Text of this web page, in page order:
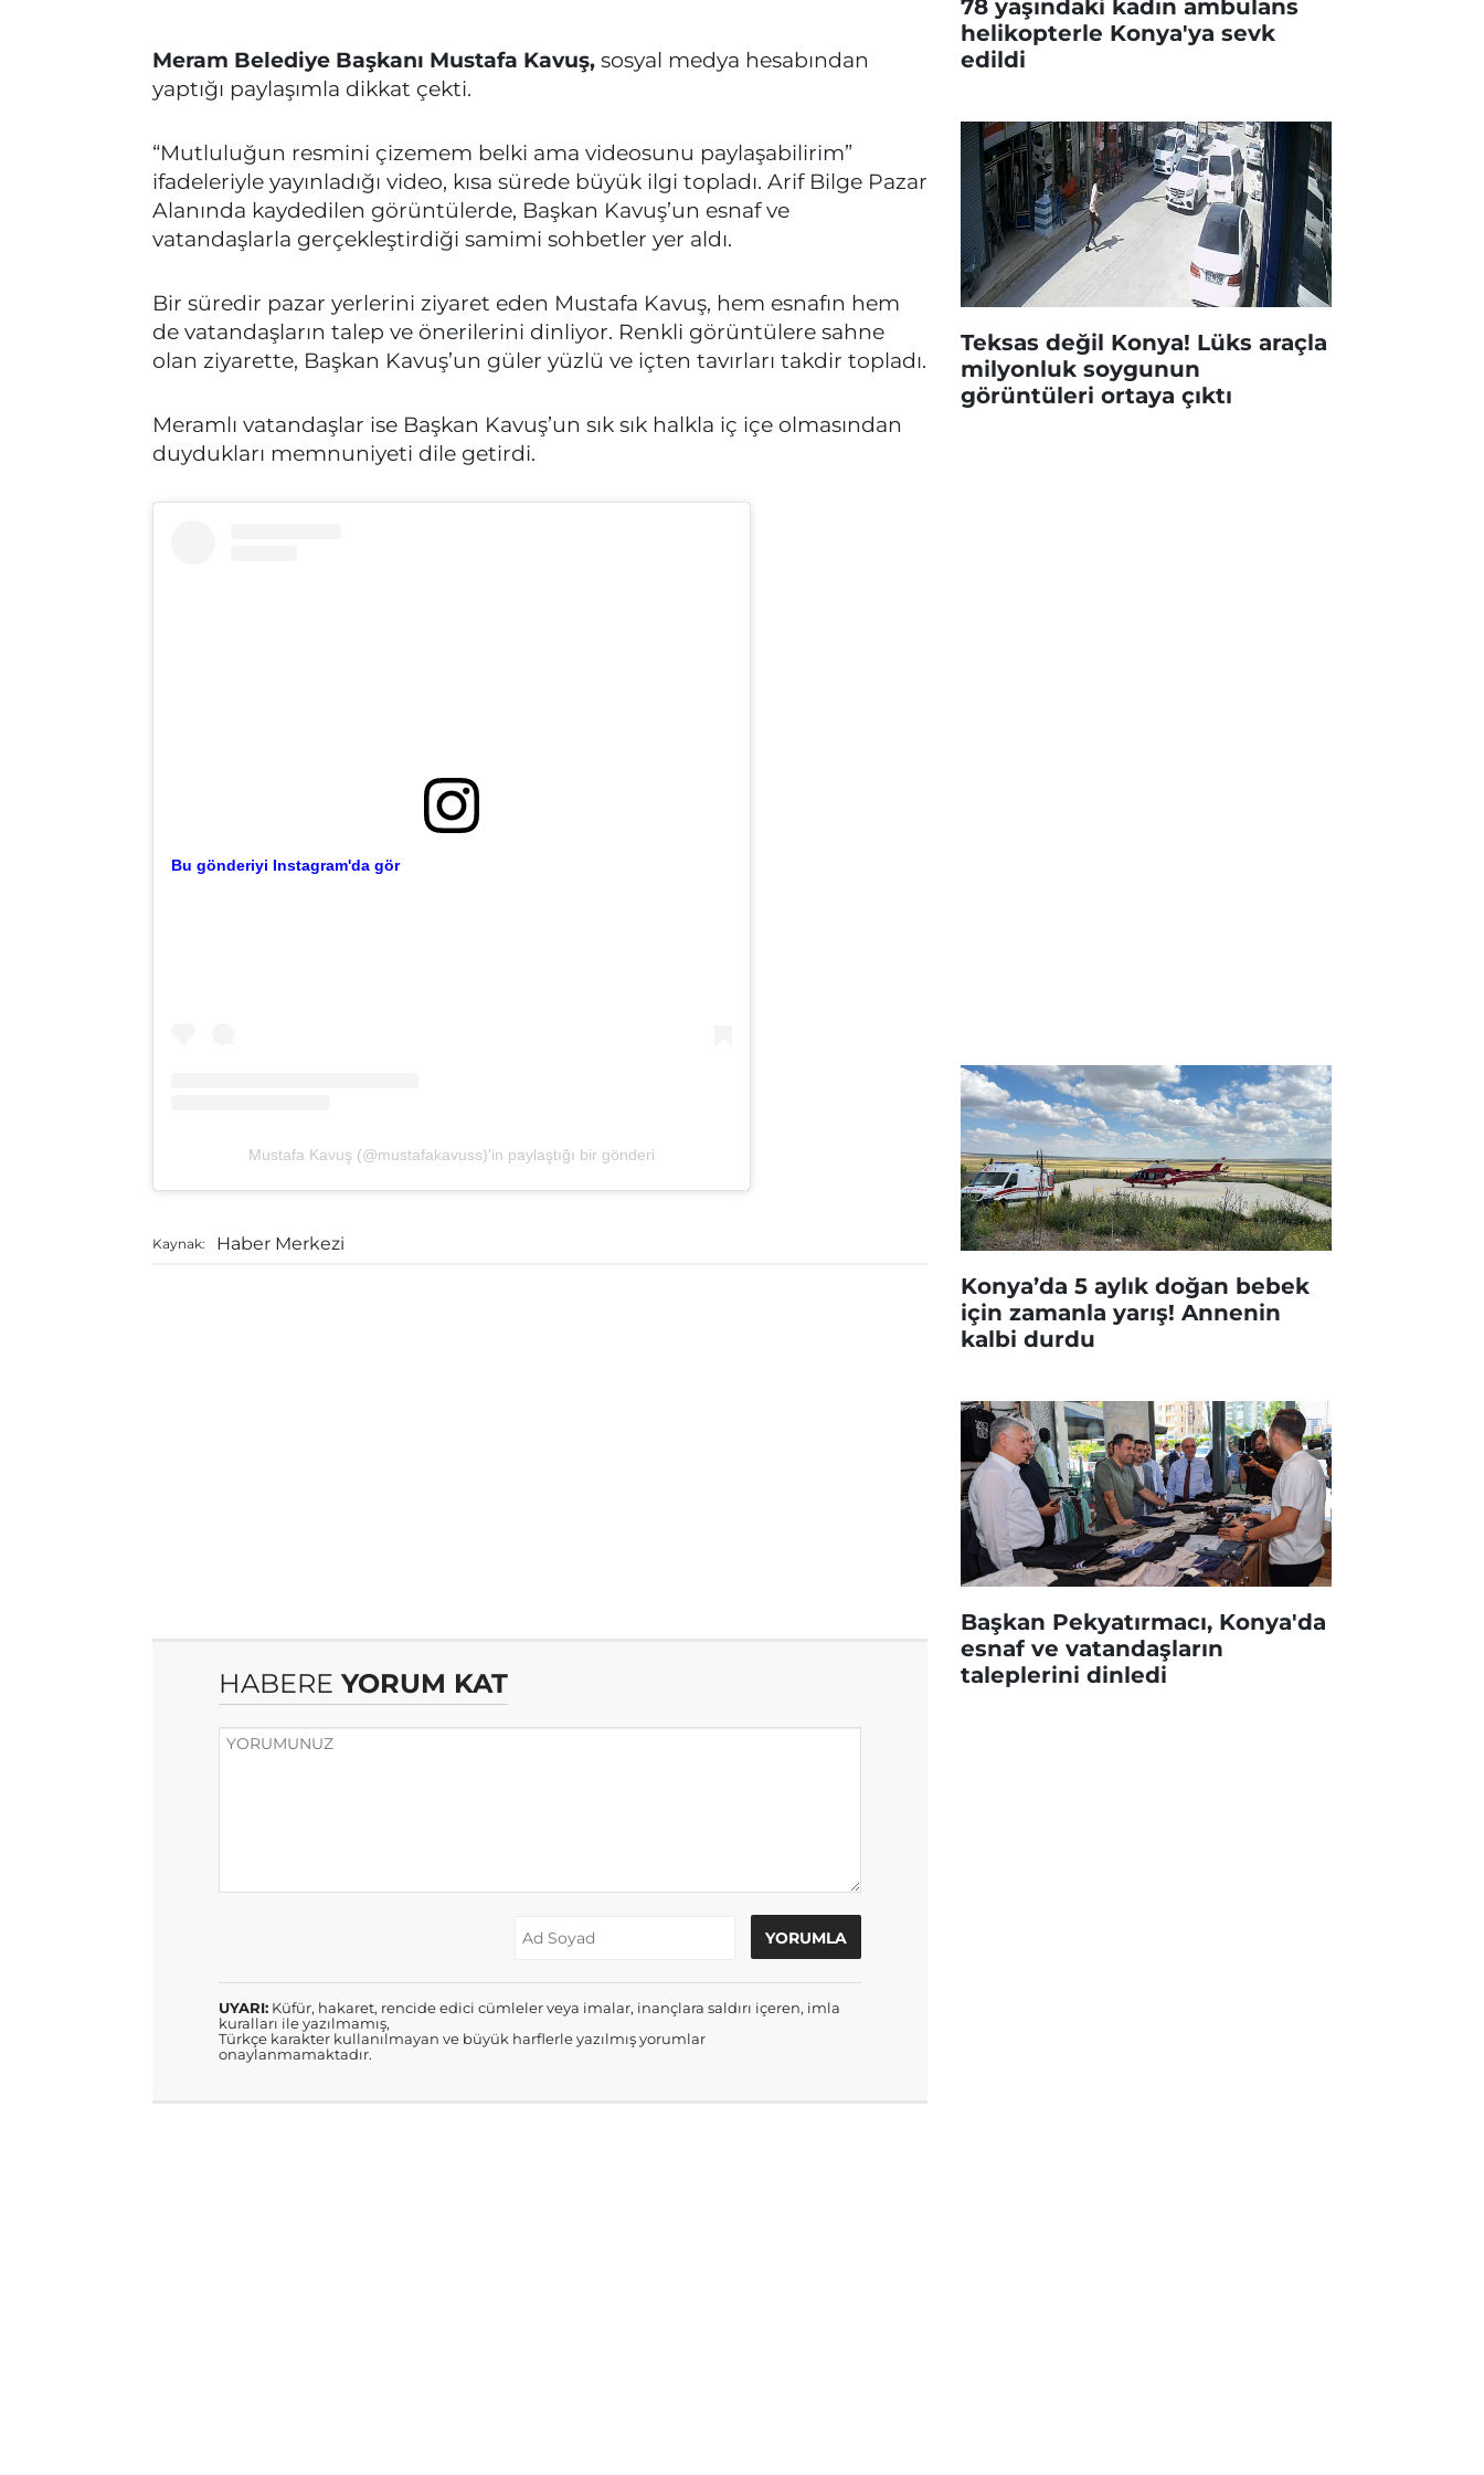
Meram Belediye Başkanı Mustafa Kavuş, sosyal medya hesabından
yaptığı paylaşımla dikkat çekti.
“Mutluluğun resmini çizemem belki ama videosunu paylaşabilirim”
ifadeleriyle yayınladığı video, kısa sürede büyük ilgi topladı. Arif Bilge Pazar
Alanında kaydedilen görüntülerde, Başkan Kavuş’un esnaf ve
vatandaşlarla gerçekleştirdiği samimi sohbetler yer aldı.
Bir süredir pazar yerlerini ziyaret eden Mustafa Kavuş, hem esnafın hem
de vatandaşların talep ve önerilerini dinliyor. Renkli görüntülere sahne
olan ziyarette, Başkan Kavuş’un güler yüzlü ve içten tavırları takdir topladı.
Meramlı vatandaşlar ise Başkan Kavuş’un sık sık halkla iç içe olmasından
duydukları memnuniyeti dile getirdi.
Bu gönderiyi Instagram'da gör
Mustafa Kavuş (@mustafakavuss)'in paylaştığı bir gönderi
Kaynak: Haber Merkezi
HABERE YORUM KAT
UYARI: Küfür, hakaret, rencide edici cümleler veya imalar, inançlara saldırı içeren, imla
kuralları ile yazılmamış,
Türkçe karakter kullanılmayan ve büyük harflerle yazılmış yorumlar
onaylanmamaktadır.
78 yaşındaki kadın ambulans
helikopterle Konya'ya sevk
edildi
Teksas değil Konya! Lüks araçla
milyonluk soygunun
görüntüleri ortaya çıktı
Konya’da 5 aylık doğan bebek
için zamanla yarış! Annenin
kalbi durdu
Başkan Pekyatırmacı, Konya'da
esnaf ve vatandaşların
taleplerini dinledi